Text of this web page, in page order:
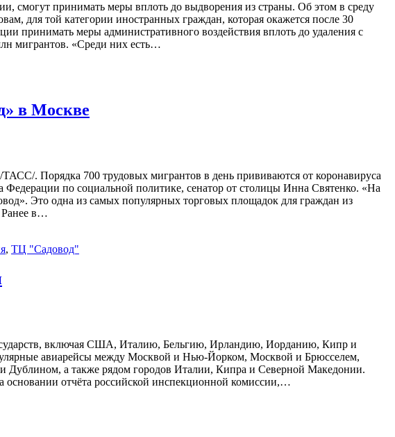
смогут принимать меры вплоть до выдворения из страны. Об этом в среду
для той категории иностранных граждан, которая окажется после 30
принимать меры административного воздействия вплоть до удаления с
мигрантов. «Среди них есть…
в Москве
. Порядка 700 трудовых мигрантов в день прививаются от коронавируса
Федерации по социальной политике, сенатор от столицы Инна Святенко. «На
Это одна из самых популярных торговых площадок для граждан из
Ранее в…
, ТЦ "Садовод"
включая США, Италию, Бельгию, Ирландию, Иорданию, Кипр и
авиарейсы между Москвой и Нью-Йорком, Москвой и Брюсселем,
а также рядом городов Италии, Кипра и Северной Македонии.
основании отчёта российской инспекционной комиссии,…